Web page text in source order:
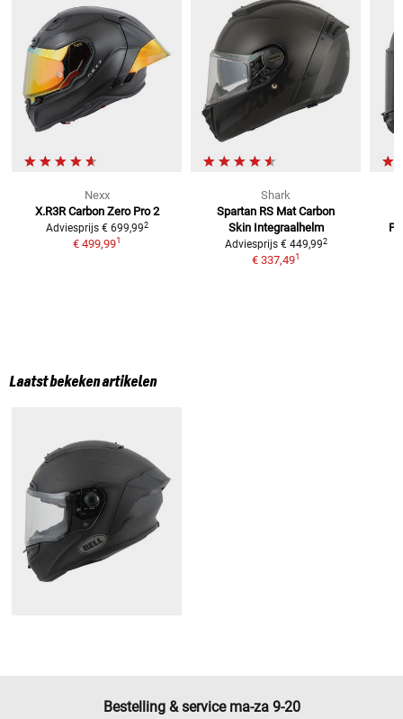
Nexx
X.R3R Carbon Zero Pro 2
Adviesprijs € 699,992
€ 499,991
Shark
Spartan RS Mat Carbon
Skin Integraalhelm
Adviesprijs € 449,992
€ 337,491
Laatst bekeken artikelen
Bestelling & service ma-za 9-20